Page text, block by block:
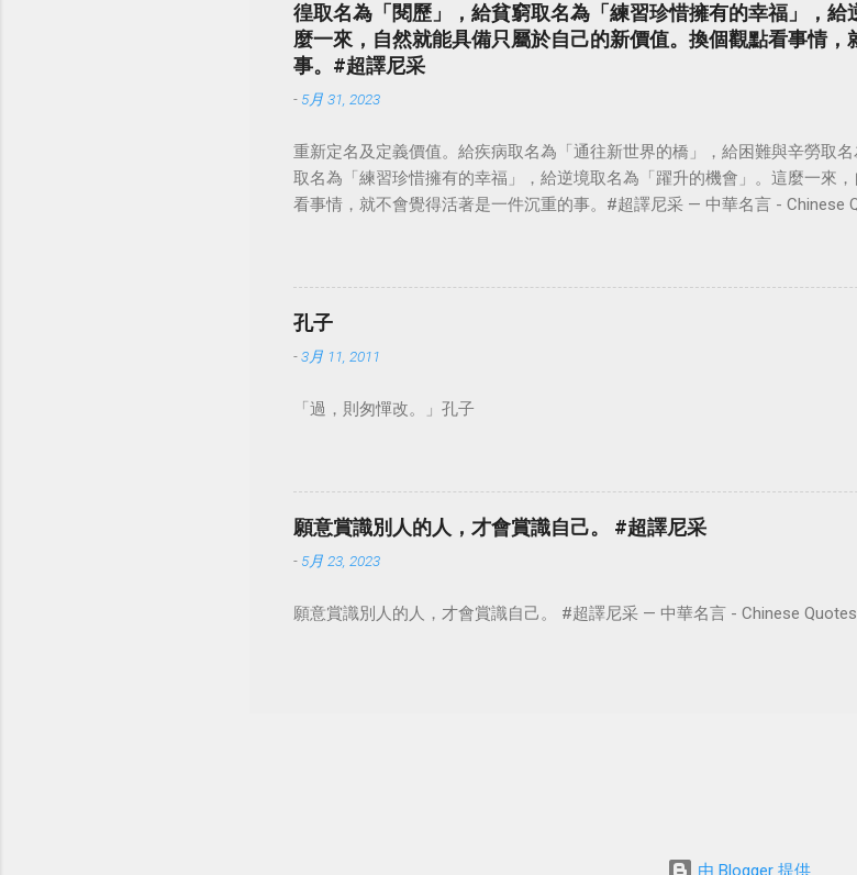
徨取名為「閱歷」，給貧窮取名為「練習珍惜擁有的幸福」，
麼一來，自然就能具備只屬於自己的新價值。換個觀點看事情
事。#超譯尼采
- 5月 31, 2023
重新定名及定義價值。給疾病取名為「通往新世界的橋」，給困難與辛勞取
取名為「練習珍惜擁有的幸福」，給逆境取名為「躍升的機會」。這麼一來
看事情，就不會覺得活著是一件沉重的事。#超譯尼采 — 中華名言 - Chinese
孔子
-3月 11, 2011
「過，則匆憚改。」孔子
願意賞識別人的人，才會賞識自己。 #超譯尼采
- 5月 23, 2023
願意賞識別人的人，才會賞識自己。 #超譯尼采 — 中華名言 - Chinese
由 Blogger 提供